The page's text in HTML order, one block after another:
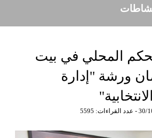
المحلي في بيت
ورشة "إدارة